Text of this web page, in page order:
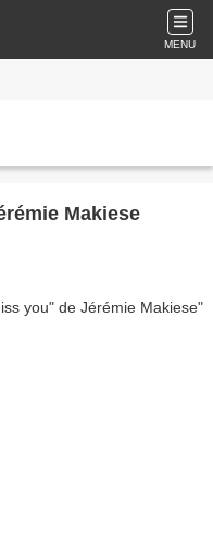
MENU
Makiese